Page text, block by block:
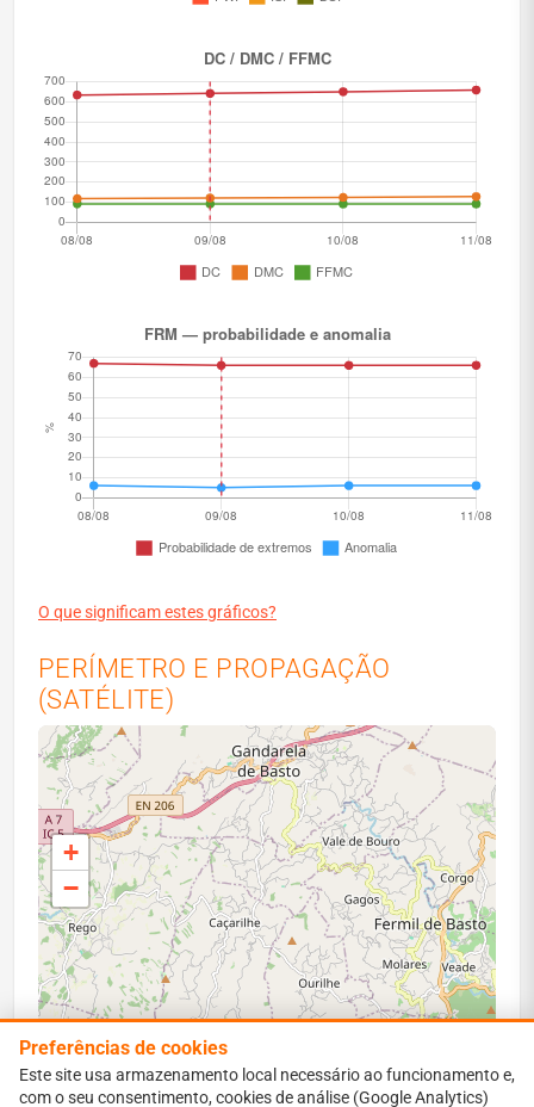
O que significam estes gráficos?
PERÍMETRO E PROPAGAÇÃO
(SATÉLITE)
+
−
Preferências de cookies
Este site usa armazenamento local necessário ao funcionamento e,
com o seu consentimento, cookies de análise (Google Analytics)